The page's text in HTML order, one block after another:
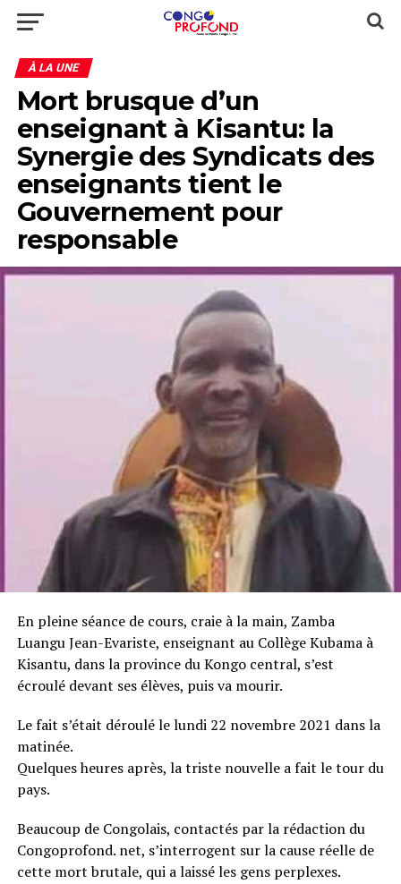
À LA UNE
Mort brusque d’un
enseignant à Kisantu: la
Synergie des Syndicats des
enseignants tient le
Gouvernement pour
responsable
En pleine séance de cours, craie à la main, Zamba
Luangu Jean-Evariste, enseignant au Collège Kubama à
Kisantu, dans la province du Kongo central, s’est
écroulé devant ses élèves, puis va mourir.
Le fait s’était déroulé le lundi 22 novembre 2021 dans la
matinée.
Quelques heures après, la triste nouvelle a fait le tour du
pays.
Beaucoup de Congolais, contactés par la rédaction du
Congoprofond. net, s’interrogent sur la cause réelle de
cette mort brutale, qui a laissé les gens perplexes.